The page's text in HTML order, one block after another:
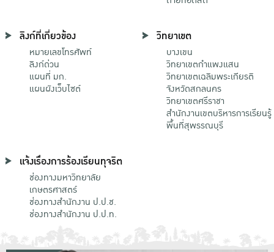
ลิงก์ที่เกี่ยวข้อง
หมายเลขโทรศัพท์
ลิงก์ด่วน
แผนที่ มก.
แผนผังเว็บไซต์
วิทยาเขต
บางเขน
วิทยาเขตกําแพงแสน
วิทยาเขตเฉลิมพระเกียรติ
จังหวัดสกลนคร
วิทยาเขตศรีราชา
สำนักงานเขตบริหารการเรียนรู้
พื้นที่สุพรรณบุรี
แจ้งเรื่องการร้องเรียนทุจริต
ช่องทางมหาวิทยาลัย
เกษตรศาสตร์
ช่องทางสำนักงาน ป.ป.ช.
ช่องทางสำนักงาน ป.ป.ท.